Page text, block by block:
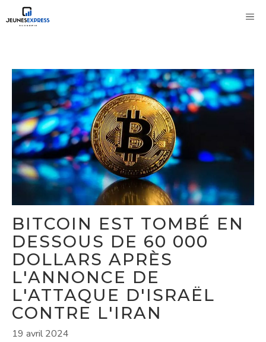
au
BITCOIN EST TOMBÉ EN
DESSOUS DE 60 000
DOLLARS APRÈS
L'ANNONCE DE
L'ATTAQUE D'ISRAËL
CONTRE L'IRAN
19 avril 2024